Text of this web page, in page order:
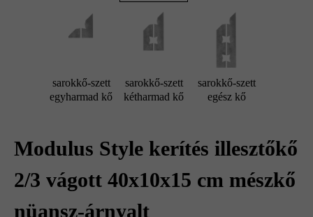
sarokkő-szett
egyharmad kő
sarokkő-szett
kétharmad kő
sarokkő-szett
egész kő
Modulus Style kerítés illesztőkő
2/3 vágott 40x10x15 cm mészkő
nüansz-árnyalt